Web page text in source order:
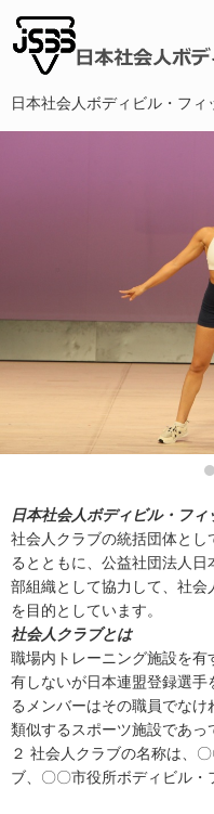
日本社会人ボディビル・フ
日本社会人ボディビル・フィ
社会人クラブの統括団体とし
るとともに、公益社団法人
部組織として協力して、社会
を目的としています。
社会人クラブとは
職場内トレーニング施設を
有しないが日本連盟登録選
るメンバーはその職員でな
類似するスポーツ施設であっ
２ 社会人クラブの名称は、
ブ、〇〇市役所ボディビル・